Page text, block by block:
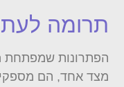
תרומה
מצד אחד, הם